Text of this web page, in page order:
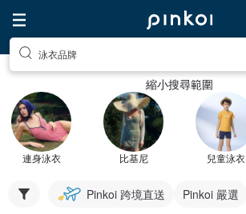
泳衣品牌
縮小搜尋範圍
連身泳衣 比基尼 兒童泳衣
Pinkoi 跨境直送 Pinkoi 嚴選